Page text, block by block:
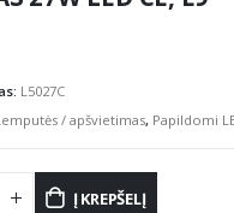
L5027C
/ apšvietimas, Papildomi
Į KREPŠELĮ